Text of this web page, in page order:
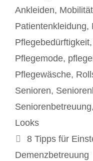
Ankleiden, Mobilität
Patientenkleidung,
Pflegebedürftigkeit,
Pflegemode,
Pflegewäsche,
Senioren,
Seniorenbetreuung,
Looks
Beitrags-
Navigation
8 Tipps für
Demenzbetreuung